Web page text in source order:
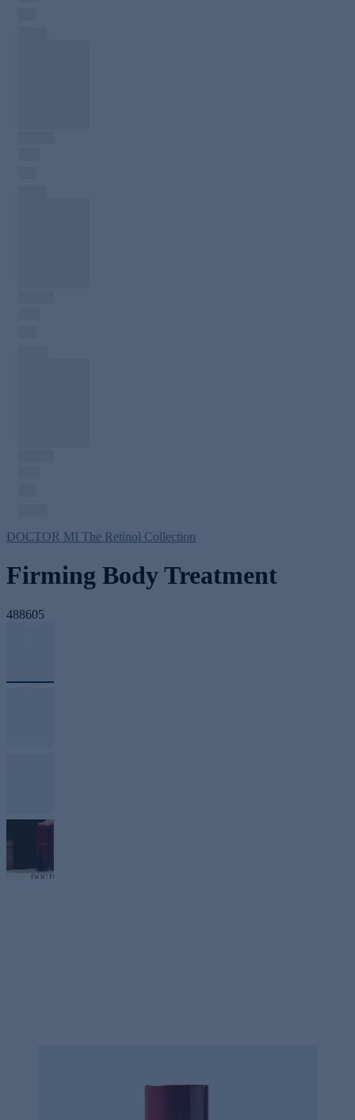
DOCTOR MI The Retinol Collection
Firming Body Treatment
488605